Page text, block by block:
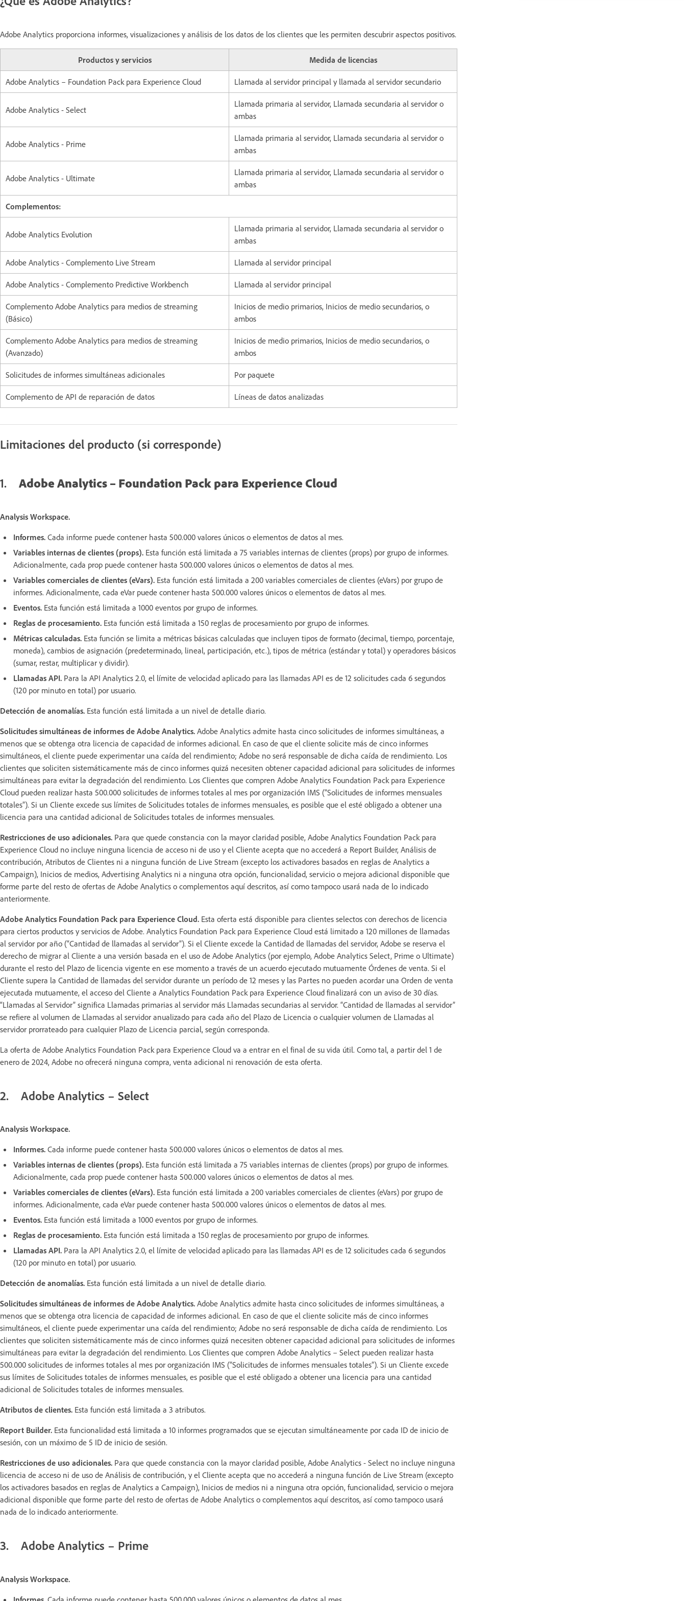
Adobe Analytics proporciona informes, visualizaciones y análisis de los datos de los clientes que les permiten descubrir aspectos positivos.
Productos y servicios Medida de licencias
Adobe Analytics – Foundation Pack para Experience Cloud Llamada al servidor principal y llamada al servidor secundario
Adobe Analytics - Select
Llamada primaria al servidor, Llamada secundaria al servidor o
ambas
Adobe Analytics - Prime
Llamada primaria al servidor, Llamada secundaria al servidor o
ambas
Adobe Analytics - Ultimate
Llamada primaria al servidor, Llamada secundaria al servidor o
ambas
Complementos:
Adobe Analytics Evolution
Llamada primaria al servidor, Llamada secundaria al servidor o
ambas
Adobe Analytics - Complemento Live Stream Llamada al servidor principal
Adobe Analytics - Complemento Predictive Workbench Llamada al servidor principal
Complemento Adobe Analytics para medios de streaming
(Básico)
Inicios de medio primarios, Inicios de medio secundarios, o
ambos
Complemento Adobe Analytics para medios de streaming
(Avanzado)
Inicios de medio primarios, Inicios de medio secundarios, o
ambos
Solicitudes de informes simultáneas adicionales Por paquete
Complemento de API de reparación de datos Líneas de datos analizadas
Limitaciones del producto (si corresponde)
1. Adobe Analytics – Foundation Pack para Experience Cloud
Analysis Workspace.
Informes. Cada informe puede contener hasta 500.000 valores únicos o elementos de datos al mes.
Variables internas de clientes (props). Esta función está limitada a 75 variables internas de clientes (props) por grupo de informes.
Adicionalmente, cada prop puede contener hasta 500.000 valores únicos o elementos de datos al mes.
Variables comerciales de clientes (eVars). Esta función está limitada a 200 variables comerciales de clientes (eVars) por grupo de
informes. Adicionalmente, cada eVar puede contener hasta 500.000 valores únicos o elementos de datos al mes.
Eventos. Esta función está limitada a 1000 eventos por grupo de informes.
Reglas de procesamiento. Esta función está limitada a 150 reglas de procesamiento por grupo de informes.
Métricas calculadas. Esta función se limita a métricas básicas calculadas que incluyen tipos de formato (decimal, tiempo, porcentaje,
moneda), cambios de asignación (predeterminado, lineal, participación, etc.), tipos de métrica (estándar y total) y operadores básicos
(sumar, restar, multiplicar y dividir).
Llamadas API. Para la API Analytics 2.0, el límite de velocidad aplicado para las llamadas API es de 12 solicitudes cada 6 segundos
(120 por minuto en total) por usuario.
Detección de anomalías. Esta función está limitada a un nivel de detalle diario.
Solicitudes simultáneas de informes de Adobe Analytics. Adobe Analytics admite hasta cinco solicitudes de informes simultáneas, a
menos que se obtenga otra licencia de capacidad de informes adicional. En caso de que el cliente solicite más de cinco informes
simultáneos, el cliente puede experimentar una caída del rendimiento; Adobe no será responsable de dicha caída de rendimiento. Los
clientes que soliciten sistemáticamente más de cinco informes quizá necesiten obtener capacidad adicional para solicitudes de informes
simultáneas para evitar la degradación del rendimiento. Los Clientes que compren Adobe Analytics Foundation Pack para Experience
Cloud pueden realizar hasta 500.000 solicitudes de informes totales al mes por organización IMS (“Solicitudes de informes mensuales
totales”). Si un Cliente excede sus límites de Solicitudes totales de informes mensuales, es posible que el esté obligado a obtener una
licencia para una cantidad adicional de Solicitudes totales de informes mensuales.
Restricciones de uso adicionales. Para que quede constancia con la mayor claridad posible, Adobe Analytics Foundation Pack para
Experience Cloud no incluye ninguna licencia de acceso ni de uso y el Cliente acepta que no accederá a Report Builder, Análisis de
contribución, Atributos de Clientes ni a ninguna función de Live Stream (excepto los activadores basados en reglas de Analytics a
Campaign), Inicios de medios, Advertising Analytics ni a ninguna otra opción, funcionalidad, servicio o mejora adicional disponible que
forme parte del resto de ofertas de Adobe Analytics o complementos aquí descritos, así como tampoco usará nada de lo indicado
anteriormente.
Adobe Analytics Foundation Pack para Experience Cloud. Esta oferta está disponible para clientes selectos con derechos de licencia
para ciertos productos y servicios de Adobe. Analytics Foundation Pack para Experience Cloud está limitado a 120 millones de llamadas
al servidor por año (“Cantidad de llamadas al servidor”). Si el Cliente excede la Cantidad de llamadas del servidor, Adobe se reserva el
derecho de migrar al Cliente a una versión basada en el uso de Adobe Analytics (por ejemplo, Adobe Analytics Select, Prime o Ultimate)
durante el resto del Plazo de licencia vigente en ese momento a través de un acuerdo ejecutado mutuamente Órdenes de venta. Si el
Cliente supera la Cantidad de llamadas del servidor durante un período de 12 meses y las Partes no pueden acordar una Orden de venta
ejecutada mutuamente, el acceso del Cliente a Analytics Foundation Pack para Experience Cloud finalizará con un aviso de 30 días.
“Llamadas al Servidor” significa Llamadas primarias al servidor más Llamadas secundarias al servidor. “Cantidad de llamadas al servidor”
se refiere al volumen de Llamadas al servidor anualizado para cada año del Plazo de Licencia o cualquier volumen de Llamadas al
servidor prorrateado para cualquier Plazo de Licencia parcial, según corresponda.
La oferta de Adobe Analytics Foundation Pack para Experience Cloud va a entrar en el final de su vida útil. Como tal, a partir del 1 de
enero de 2024, Adobe no ofrecerá ninguna compra, venta adicional ni renovación de esta oferta.
2. Adobe Analytics – Select
Analysis Workspace.
Informes. Cada informe puede contener hasta 500.000 valores únicos o elementos de datos al mes.
Variables internas de clientes (props). Esta función está limitada a 75 variables internas de clientes (props) por grupo de informes.
Adicionalmente, cada prop puede contener hasta 500.000 valores únicos o elementos de datos al mes.
Variables comerciales de clientes (eVars). Esta función está limitada a 200 variables comerciales de clientes (eVars) por grupo de
informes. Adicionalmente, cada eVar puede contener hasta 500.000 valores únicos o elementos de datos al mes.
Eventos. Esta función está limitada a 1000 eventos por grupo de informes.
Reglas de procesamiento. Esta función está limitada a 150 reglas de procesamiento por grupo de informes.
Llamadas API. Para la API Analytics 2.0, el límite de velocidad aplicado para las llamadas API es de 12 solicitudes cada 6 segundos
(120 por minuto en total) por usuario.
Detección de anomalías. Esta función está limitada a un nivel de detalle diario.
Solicitudes simultáneas de informes de Adobe Analytics. Adobe Analytics admite hasta cinco solicitudes de informes simultáneas, a
menos que se obtenga otra licencia de capacidad de informes adicional. En caso de que el cliente solicite más de cinco informes
simultáneos, el cliente puede experimentar una caída del rendimiento; Adobe no será responsable de dicha caída de rendimiento. Los
clientes que soliciten sistemáticamente más de cinco informes quizá necesiten obtener capacidad adicional para solicitudes de informes
simultáneas para evitar la degradación del rendimiento. Los Clientes que compren Adobe Analytics – Select pueden realizar hasta
500.000 solicitudes de informes totales al mes por organización IMS (“Solicitudes de informes mensuales totales”). Si un Cliente excede
sus límites de Solicitudes totales de informes mensuales, es posible que el esté obligado a obtener una licencia para una cantidad
adicional de Solicitudes totales de informes mensuales.
Atributos de clientes. Esta función está limitada a 3 atributos.
Report Builder. Esta funcionalidad está limitada a 10 informes programados que se ejecutan simultáneamente por cada ID de inicio de
sesión, con un máximo de 5 ID de inicio de sesión.
Restricciones de uso adicionales. Para que quede constancia con la mayor claridad posible, Adobe Analytics - Select no incluye ninguna
licencia de acceso ni de uso de Análisis de contribución, y el Cliente acepta que no accederá a ninguna función de Live Stream (excepto
los activadores basados en reglas de Analytics a Campaign), Inicios de medios ni a ninguna otra opción, funcionalidad, servicio o mejora
adicional disponible que forme parte del resto de ofertas de Adobe Analytics o complementos aquí descritos, así como tampoco usará
nada de lo indicado anteriormente.
3. Adobe Analytics – Prime
Analysis Workspace.